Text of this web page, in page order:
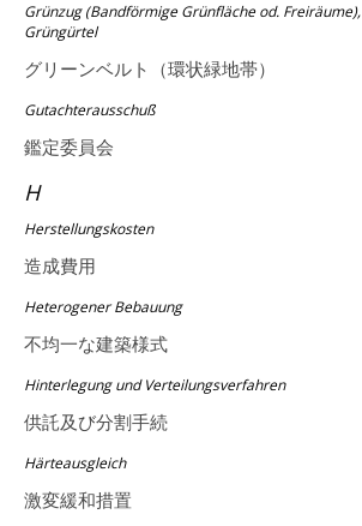
Grünzug (Bandförmige Grünfläche od. Freiräume),
Grüngürtel
グリーンベルト（環状緑地帯）
Gutachterausschuß
鑑定委員会
H
Herstellungskosten
造成費用
Heterogener Bebauung
不均一な建築様式
Hinterlegung und Verteilungsverfahren
供託及び分割手続
Härteausgleich
激変緩和措置